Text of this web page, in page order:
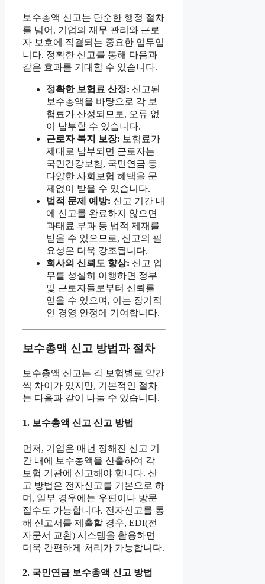
보수총액 신고는 단순한 행정 절차
를 넘어, 기업의 재무 관리와 근로
자 보호에 직결되는 중요한 업무입
니다. 정확한 신고를 통해 다음과
같은 효과를 기대할 수 있습니다.
정확한 보험료 산정: 신고된
보수총액을 바탕으로 각 보
험료가 산정되므로, 오류 없
이 납부할 수 있습니다.
근로자 복지 보장: 보험료가
제대로 납부되면 근로자는
국민건강보험, 국민연금 등
다양한 사회보험 혜택을 문
제없이 받을 수 있습니다.
법적 문제 예방: 신고 기간 내
에 신고를 완료하지 않으면
과태료 부과 등 법적 제재를
받을 수 있으므로, 신고의 필
요성은 더욱 강조됩니다.
회사의 신뢰도 향상: 신고 업
무를 성실히 이행하면 정부
및 근로자들로부터 신뢰를
얻을 수 있으며, 이는 장기적
인 경영 안정에 기여합니다.
보수총액 신고 방법과 절차
보수총액 신고는 각 보험별로 약간
씩 차이가 있지만, 기본적인 절차
는 다음과 같이 나눌 수 있습니다.
1. 보수총액 신고 신고 방법
먼저, 기업은 매년 정해진 신고 기
간 내에 보수총액을 산출하여 각
보험 기관에 신고해야 합니다. 신
고 방법은 전자신고를 기본으로 하
며, 일부 경우에는 우편이나 방문
접수도 가능합니다. 전자신고를 통
해 신고서를 제출할 경우, EDI(전
자문서 교환) 시스템을 활용하면
더욱 간편하게 처리가 가능합니다.
2. 국민연금 보수총액 신고 방법